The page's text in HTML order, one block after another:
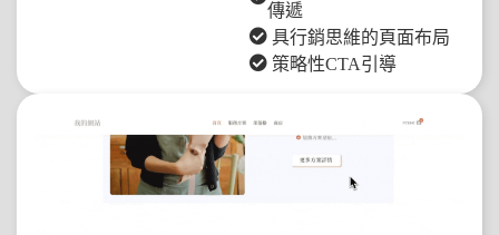
傳遞
具行銷思維的頁面布局
策略性CTA引導